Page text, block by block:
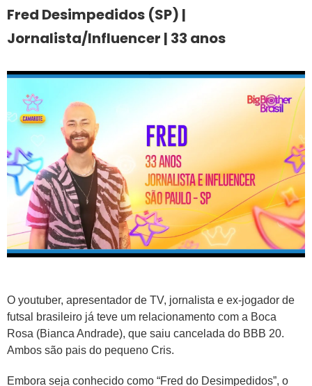
Fred Desimpedidos (SP) |
Jornalista/Influencer | 33 anos
O youtuber, apresentador de TV, jornalista e ex-jogador de
futsal brasileiro já teve um relacionamento com a Boca
Rosa (Bianca Andrade), que saiu cancelada do BBB 20.
Ambos são pais do pequeno Cris.
Embora seja conhecido como “Fred do Desimpedidos”, o